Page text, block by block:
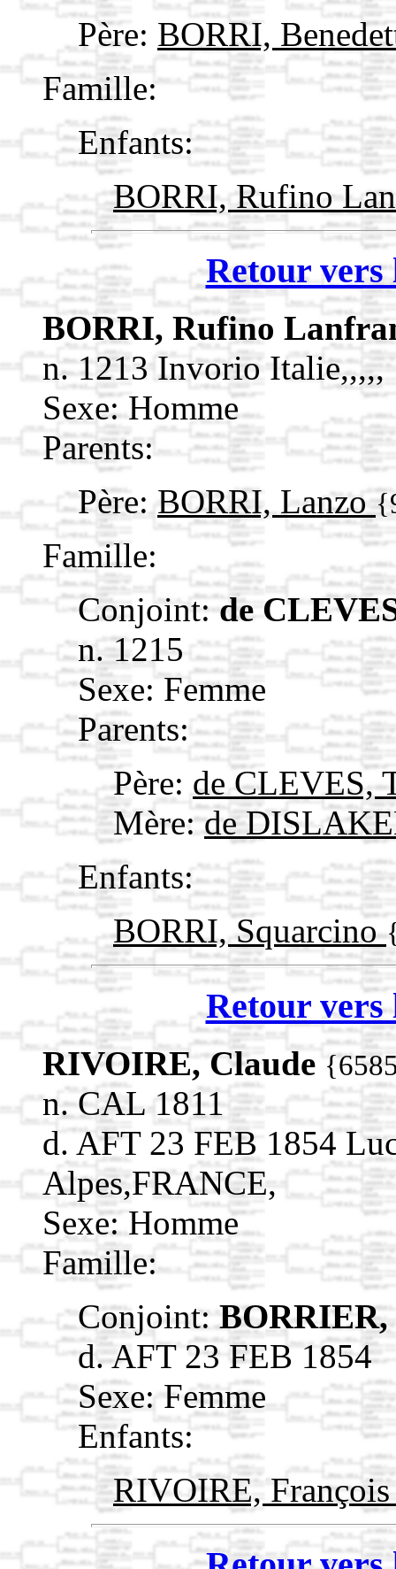
Père: BORRI,
Famille:
Enfants:
BORRI, Rufino
Retour vers
BORRI, Rufino
n. 1213 Invorio Italie,,,,,
Sexe: Homme
Parents:
Père: BORRI, Lanzo
Famille:
Conjoint: de
n. 1215
Sexe: Femme
Parents:
Père: de CLEVES,
Mère:de
Enfants:
BORRI, Squarcino
Retour vers
RIVOIRE, Claude
n. CAL 1811
d. AFT 23 FEB 1854
Alpes,FRANCE,
Sexe: Homme
Famille:
Conjoint:
d. AFT 23 FEB 1854
Sexe: Femme
Enfants:
RIVOIRE,